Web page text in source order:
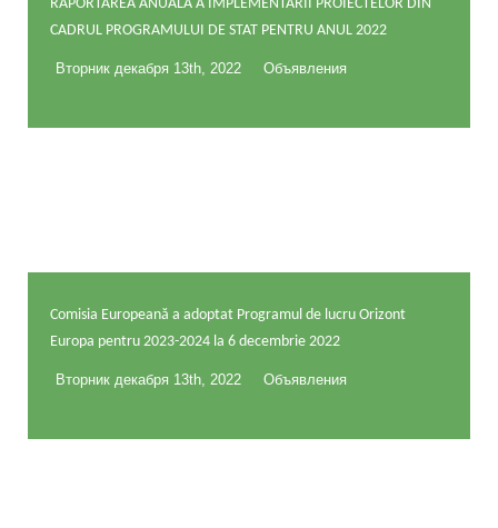
RAPORTAREA ANUALĂ A IMPLEMENTĂRII PROIECTELOR DIN
CADRUL PROGRAMULUI DE STAT PENTRU ANUL 2022
Вторник декабря 13th, 2022 Объявления
Comisia Europeană a adoptat Programul de lucru Orizont
Europa pentru 2023-2024 la 6 decembrie 2022
Вторник декабря 13th, 2022 Объявления